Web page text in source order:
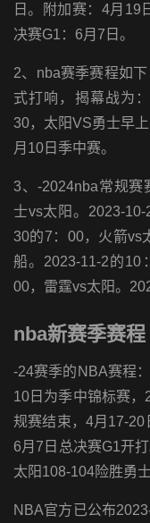
日。附加赛：4月19
决赛G1：6月7日。
2、nba赛季赛程如
式打响，揭幕战为
30，太阳VS勇士早
月10日季中赛。
3、-2024nba常规赛
士vs太阳。2023-
30的7：00，火箭vs
船。2023-11-2的10
00，雷霆vs太阳。
nba新赛季赛程
-24赛季的NBA赛程
10日为季中锦标赛
规赛结束，4月17-20
6月7日总决赛G1开
太阳108-104险胜勇
NBA官方已公布